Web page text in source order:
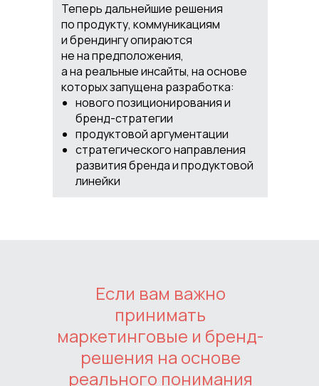
Теперь дальнейшие решения
по продукту, коммуникациям
и брендингу опираются
не на предположения,
а на реальные инсайты, на основе
которых запущена разработка:
нового позиционирования и
бренд-стратегии
продуктовой аргументации
стратегического направления
развития бренда и продуктовой
линейки
Если вам важно
принимать
маркетинговые и бренд-
решения на основе
реального понимания